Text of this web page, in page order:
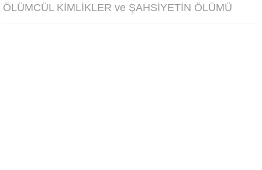
ÖLÜMCÜL KİMLİKLER ve ŞAHSİYETİN ÖLÜMÜ